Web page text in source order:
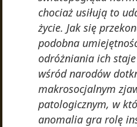
chociaż usiłują to
życie. Jak się
podobna
odróżniania ich
wśród narodów
makrosocjalnym
patologicznym, w
anomalia gra rolę